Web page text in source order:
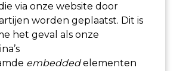
via onze website door
worden geplaatst. Dit is
het geval als onze
embeddedelementen